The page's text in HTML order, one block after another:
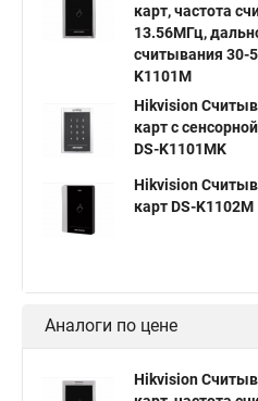
карт, частота
13.56МГц,
считывания 30-
K1101M
Hikvision
карт с
DS-K1101MK
Hikvision
карт DS-K1102M
Аналоги по цене
Hikvision